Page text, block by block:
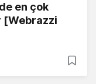
en çok
[Webrazzi